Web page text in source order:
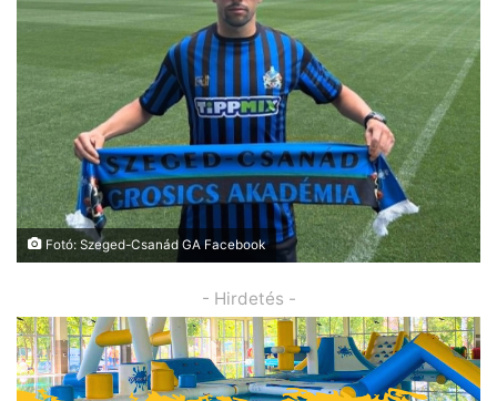
Fotó: Szeged-Csanád GA Facebook
- Hirdetés -